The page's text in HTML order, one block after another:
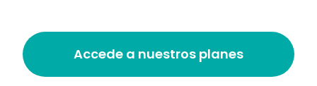
Accede a nuestros planes